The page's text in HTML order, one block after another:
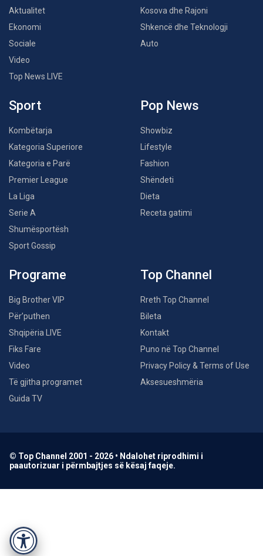
Aktualitet
Ekonomi
Sociale
Video
Top News LIVE
Kosova dhe Rajoni
Shkencë dhe Teknologji
Auto
Sport
Kombëtarja
Kategoria Superiore
Kategoria e Parë
Premier League
La Liga
Serie A
Shumësportësh
Sport Gossip
Pop News
Showbiz
Lifestyle
Fashion
Shëndeti
Dieta
Receta gatimi
Programe
Big Brother VIP
Për’puthen
Shqipëria LIVE
Fiks Fare
Video
Të gjitha programet
Guida TV
Top Channel
Rreth Top Channel
Bileta
Kontakt
Puno në Top Channel
Privacy Policy & Terms of Use
Aksesueshmëria
© Top Channel 2001 - 2026 • Ndalohet riprodhimi i
paautorizuar i përmbajtjes së kësaj faqeje.